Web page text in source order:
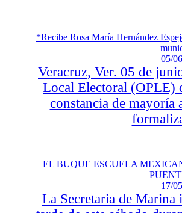
*Recibe Rosa María Hernández
05/
Veracruz, Ver. 05 de
Local Electoral (OPLE)
constancia de mayoría
EL BUQUE ESCUELA
17/
La Secretaria de